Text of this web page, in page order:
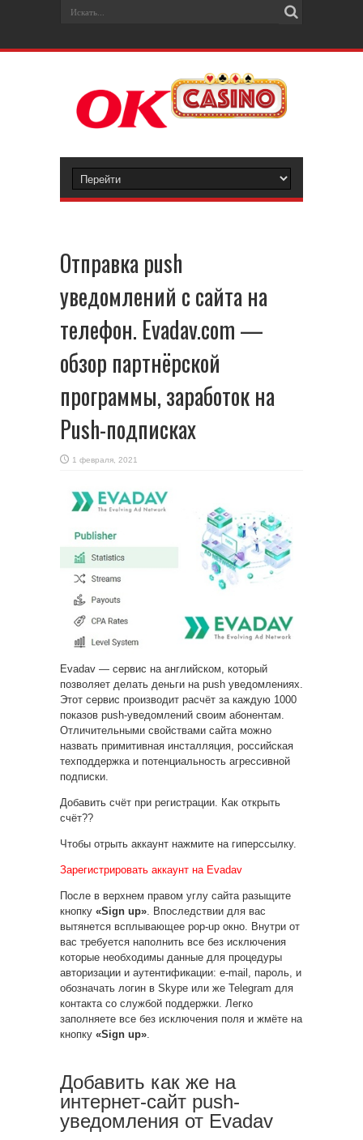
Отправка push
уведомлений с сайта на
телефон. Evadav.com —
обзор партнёрской
программы, заработок на
Push-подписках
1 февраля, 2021
Evadav — сервис на английском, который
позволяет делать деньги на push уведомлениях.
Этот сервис производит расчёт за каждую 1000
показов push-уведомлений своим абонентам.
Отличительными свойствами сайта можно
назвать примитивная инсталляция, российская
техподдержка и потенциальность агрессивной
подписки.
Добавить счёт при регистрации. Как открыть
счёт??
Чтобы отрыть аккаунт нажмите на гиперссылку.
Зарегистрировать аккаунт на Evadav
После в верхнем правом углу сайта разыщите
кнопку «Sign up». Впоследствии для вас
вытянется всплывающее pop-up окно. Внутри от
вас требуется наполнить все без исключения
которые необходимы данные для процедуры
авторизации и аутентификации: e-mail, пароль, и
обозначать логин в Skype или же Telegram для
контакта со службой поддержки. Легко
заполняете все без исключения поля и жмёте на
кнопку «Sign up».
Добавить как же на
интернет-сайт push-
уведомления от Evadav